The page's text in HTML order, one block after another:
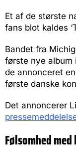
Et af de største
fans blot kaldes
Bandet fra
første nye album
de annonceret
første danske
Det annoncerer
Følsomhed